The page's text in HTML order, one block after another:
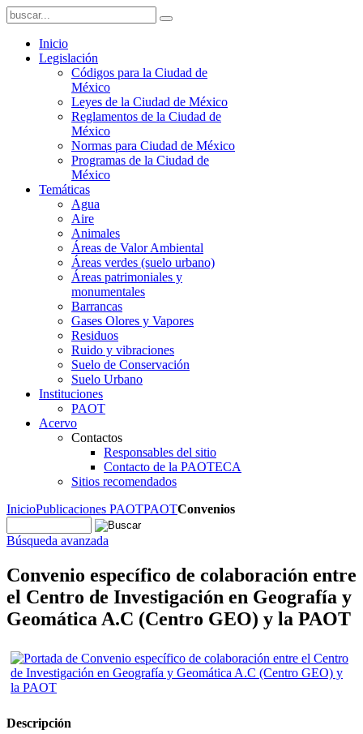
Inicio
Legislación
Códigos para la Ciudad de
México
Leyes de la Ciudad de México
Reglamentos de la Ciudad de
México
Normas para Ciudad de México
Programas de la Ciudad de
México
Temáticas
Agua
Aire
Animales
Áreas de Valor Ambiental
Áreas verdes (suelo urbano)
Áreas patrimoniales y
monumentales
Barrancas
Gases Olores y Vapores
Residuos
Ruido y vibraciones
Suelo de Conservación
Suelo Urbano
Instituciones
PAOT
Acervo
Contactos
Responsables del sitio
Contacto de la PAOTECA
Sitios recomendados
InicioPublicaciones PAOTPAOTConvenios
Búsqueda avanzada
Convenio específico de colaboración entre
el Centro de Investigación en Geografía y
Geomática A.C (Centro GEO) y la PAOT
Descripción